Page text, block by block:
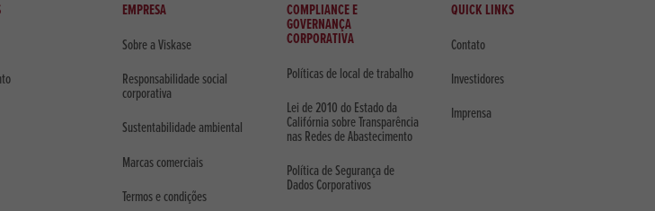
EMPRESA
Sobre a Viskase
Responsabilidade social
corporativa
Sustentabilidade ambiental
Marcas comerciais
Termos e condições
COMPLIANCE E
GOVERNANÇA
CORPORATIVA
Políticas de local de trabalho
Lei de 2010 do Estado da
Califórnia sobre Transparência
nas Redes de Abastecimento
Política de Segurança de
Dados Corporativos
QUICK LINKS
Contato
Investidores
Imprensa